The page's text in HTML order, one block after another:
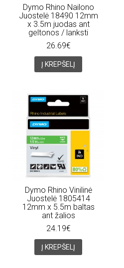
Dymo Rhino Nailono
Juostelė 18490 12mm
x 3.5m juodas ant
geltonos / lanksti
26.69€
Į KREPŠELĮ
Dymo Rhino Vinilinė
Juostelė 1805414
12mm x 5.5m baltas
ant žalios
24.19€
Į KREPŠELĮ